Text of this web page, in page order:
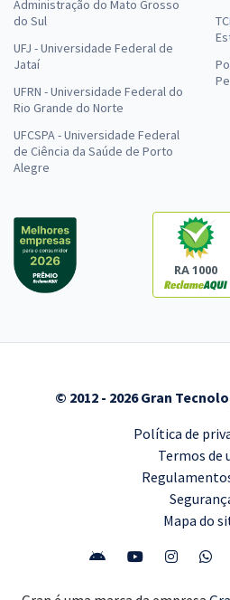
Administração do Mato Grosso
do Sul
UFJ - Universidade Federal de
Jataí
UFRN - Universidade Federal do
Rio Grande do Norte
UFCSPA - Universidade Federal
de Ciência da Saúde de Porto
Alegre
RA 1000
© 2012 - 2026 Gran
Política de
Termos de
Mapa do